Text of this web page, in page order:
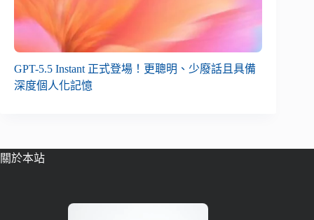
GPT-5.5 Instant 正式登場！更聰明、少廢話且具備
深度個人化記憶
關於本站